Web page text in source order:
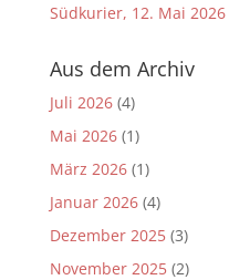
Südkurier, 12. Mai 2026
Aus dem Archiv
Juli 2026(4)
Mai 2026(1)
März 2026(1)
Januar 2026(4)
Dezember 2025(3)
November 2025(2)